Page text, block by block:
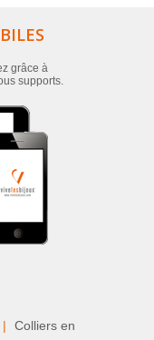
grâce à
supports.
| Colliers en